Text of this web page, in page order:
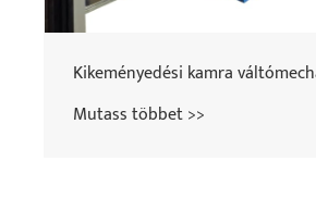
Kikeményedési kamra
Mutass többet >>